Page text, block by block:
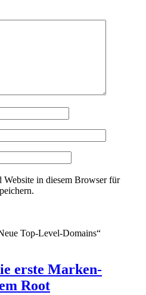
in diesem Browser für
Top-Level-Domains“
erste Marken-
Root